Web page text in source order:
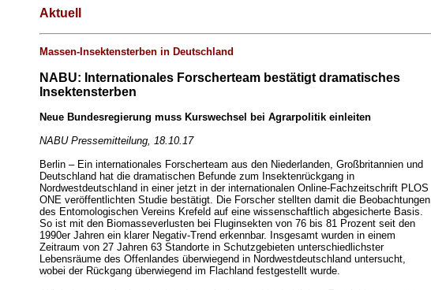
Aktuell
Massen-Insektensterben in Deutschland
NABU: Internationales Forscherteam bestätigt dramatisches
Insektensterben
Neue Bundesregierung muss Kurswechsel bei Agrarpolitik einleiten
NABU Pressemitteilung, 18.10.17
Berlin – Ein internationales Forscherteam aus den Niederlanden, Großbritannien und
Deutschland hat die dramatischen Befunde zum Insektenrückgang in
Nordwestdeutschland in einer jetzt in der internationalen Online-Fachzeitschrift PLOS
ONE veröffentlichten Studie bestätigt. Die Forscher stellten damit die Beobachtungen
des Entomologischen Vereins Krefeld auf eine wissenschaftlich abgesicherte Basis.
So ist mit den Biomasseverlusten bei Fluginsekten von 76 bis 81 Prozent seit den
1990er Jahren ein klarer Negativ-Trend erkennbar. Insgesamt wurden in einem
Zeitraum von 27 Jahren 63 Standorte in Schutzgebieten unterschiedlichster
Lebensräume des Offenlandes überwiegend in Nordwestdeutschland untersucht,
wobei der Rückgang überwiegend im Flachland festgestellt wurde.